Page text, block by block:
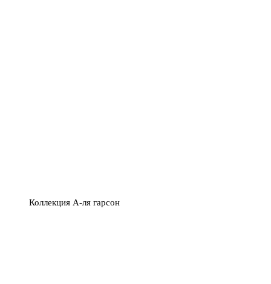
Коллекция А-ля гарсон